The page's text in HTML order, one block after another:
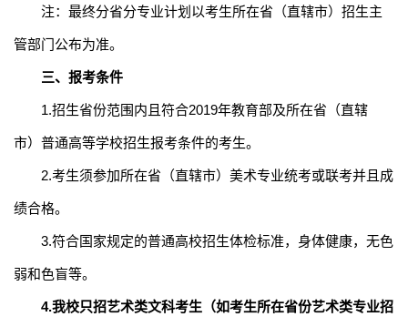
注：最终分省分专业计划以考生所在省（直辖市）招生主
管部门公布为准。
三、报考条件
1.招生省份范围内且符合2019年教育部及所在省 （直辖
市）普通高等学校招生报考条件的考生。
2.考生须参加所在省（直辖市）美术专业统考或联考并且成
绩合格。
3.符合国家规定的普通高校招生体检标准，身体健康，无色
弱和色盲等。
4.我校只招艺术类文科考生（如考生所在省份艺术类专业招